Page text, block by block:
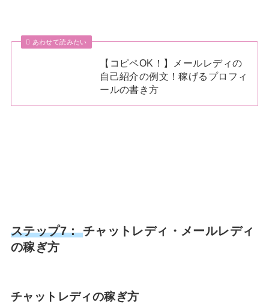
あわせて読みたい
【コピペOK！】メールレディの
自己紹介の例文！稼げるプロフィ
ールの書き方
ステップ7： チャットレディ・メールレディ
の稼ぎ方
チャットレディの稼ぎ方